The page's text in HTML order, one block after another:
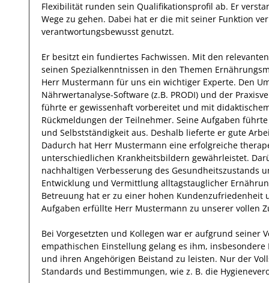
Flexibilität runden sein Qualifikationsprofil ab. Er
Wege zu gehen. Dabei hat er die mit seiner Funktion
verantwortungsbewusst genutzt.
Er besitzt ein fundiertes Fachwissen. Mit den
seinen Spezialkenntnissen in den Themen
Herr Mustermann für uns ein wichtiger Experte. Den
Nährwertanalyse-Software (z.B. PRODI) und der
führte er gewissenhaft vorbereitet und mit
Rückmeldungen der Teilnehmer. Seine Aufgaben
und Selbstständigkeit aus. Deshalb lieferte er gute
Dadurch hat Herr Mustermann eine erfolgreiche
unterschiedlichen Krankheitsbildern gewährleistet.
nachhaltigen Verbesserung des
Entwicklung und Vermittlung alltagstauglicher
Betreuung hat er zu einer hohen Kundenzufriedenheit
Aufgaben erfüllte Herr Mustermann zu unserer vollen
Bei Vorgesetzten und Kollegen war er aufgrund seiner
empathischen Einstellung gelang es ihm, insbesondere
und ihren Angehörigen Beistand zu leisten. Nur der
Standards und Bestimmungen, wie z. B. die